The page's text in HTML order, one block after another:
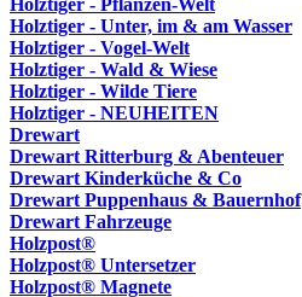
Holztiger - Pflanzen-Welt
Holztiger - Unter, im & am Wasser
Holztiger - Vogel-Welt
Holztiger - Wald & Wiese
Holztiger - Wilde Tiere
Holztiger - NEUHEITEN
Drewart
Drewart Ritterburg & Abenteuer
Drewart Kinderküche & Co
Drewart Puppenhaus & Bauernhof
Drewart Fahrzeuge
Holzpost®
Holzpost® Untersetzer
Holzpost® Magnete